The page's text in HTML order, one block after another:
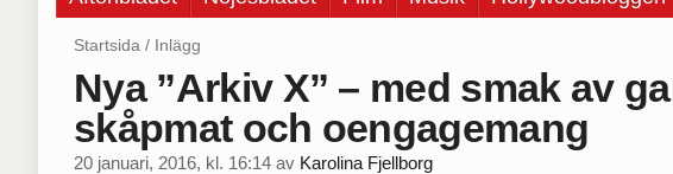
Startsida / Inlägg
Nya ”Arkiv X” – med smak av
skåpmat och oengagemang
20 januari, 2016, kl. 16:14 av Karolina Fjellborg